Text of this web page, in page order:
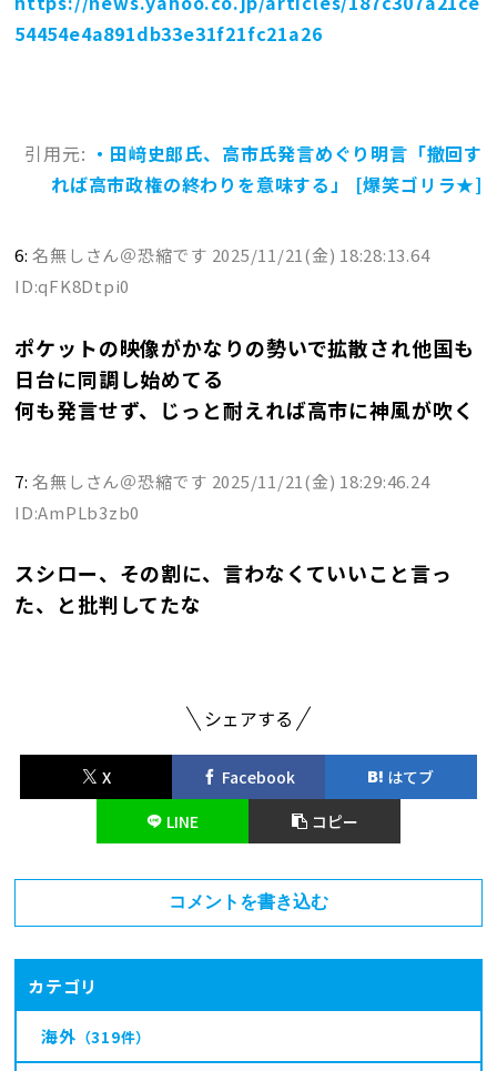
54454e4a891db33e31f21fc21a26
引用元: ・田﨑史郎氏、高市氏発言めぐり明言「撤回す
れば高市政権の終わりを意味する」 [爆笑ゴリラ★]
6:名無しさん＠恐縮です 2025/11/21(金) 18:28:13.64
ID:qFK8Dtpi0
ポケットの映像がかなりの勢いで拡散され他国も
日台に同調し始めてる
何も発言せず、じっと耐えれば高市に神風が吹く
7:名無しさん＠恐縮です 2025/11/21(金) 18:29:46.24
ID:AmPLb3zb0
スシロー、その割に、言わなくていいこと言っ
た、と批判してたな
シェアする
X Facebook
はてブ
LINE
コピー
コメントを書き込む
カテゴリ
海外 （319件）